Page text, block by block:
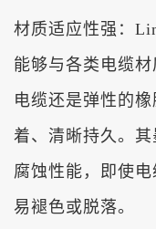
材质适应性强：
能够与各类电缆
电缆还是弹性的
着、清晰持久。
腐蚀性能，即使
易褪色或脱落。